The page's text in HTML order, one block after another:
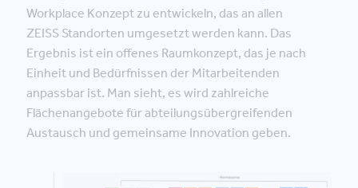
Workplace Konzept zu entwickeln, das an allen
ZEISS Standorten umgesetzt werden kann. Das
Ergebnis ist ein offenes Raumkonzept, das je nach
Einheit und Bedürfnissen der Mitarbeitenden
anpassbar ist. Man sieht, es wird zahlreiche
Flächenangebote für abteilungsübergreifenden
Austausch und gemeinsame Innovation geben.